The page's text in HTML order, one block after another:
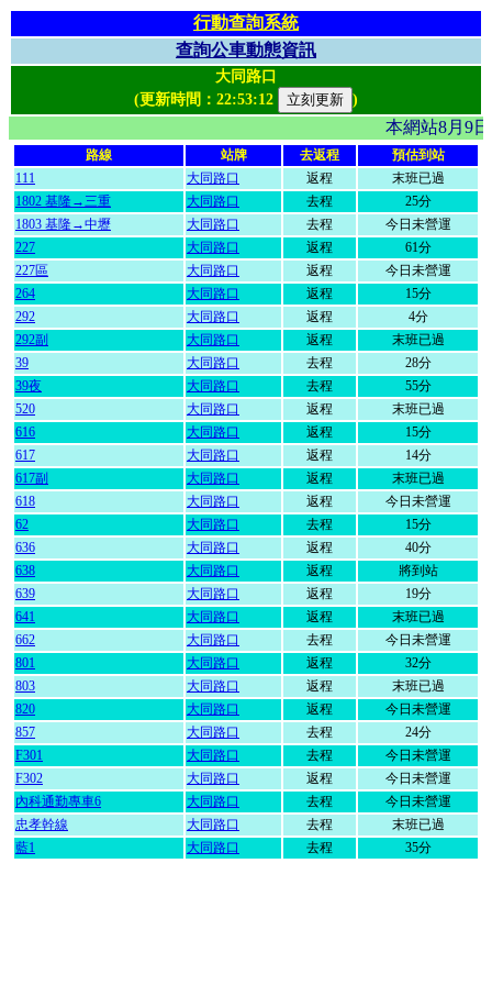
行動查詢系統
查詢公車動態資訊
大同路口
(更新時間： 22:53:12 )
本網站8月9
路線 站牌 去返程
預估到站
111
大同路口 返程
末班已過
1802 基隆→三重
大同路口 去程
25分
1803 基隆→中壢
大同路口 去程
今日未營運
227
大同路口 返程
61分
227區
大同路口 返程
今日未營運
264
大同路口 返程
15分
292
大同路口 返程
4分
292副
大同路口 返程
末班已過
39
大同路口 去程
28分
39夜
大同路口 去程
55分
520
大同路口 返程
末班已過
616
大同路口 返程
15分
617
大同路口 返程
14分
617副
大同路口 返程
末班已過
618
大同路口 返程
今日未營運
62
大同路口 去程
15分
636
大同路口 返程
40分
638
大同路口 返程
將到站
639
大同路口 返程
19分
641
大同路口 返程
末班已過
662
大同路口 去程
今日未營運
801
大同路口 返程
32分
803
大同路口 返程
末班已過
820
大同路口 返程
今日未營運
857
大同路口 去程
24分
F301
大同路口 去程
今日未營運
F302
大同路口 返程
今日未營運
內科通勤專車6
大同路口 去程
今日未營運
忠孝幹線
大同路口 去程
末班已過
藍1
大同路口 去程 35分